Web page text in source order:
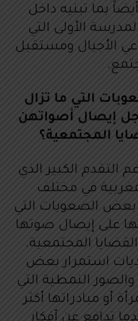
بما تبنيه داخل
الأولى التي
الأجيال ومستقبل
التي ما تزال
إيصال أصواتهن
المجتمعية؟
الكبير الذي
في مختلف
بعض الصعوبات التي
على إيصال صوتها
القضايا المجتمعية.
استمرار بعض
والصور النمطية التي
أو مبادراتها أكثر